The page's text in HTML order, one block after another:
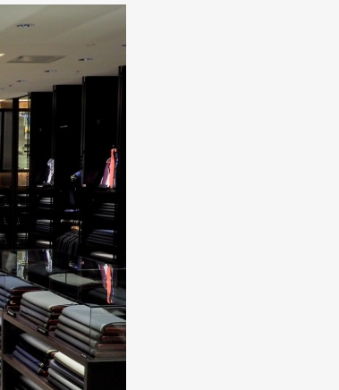
Watch
Cars Product
Lifestyle